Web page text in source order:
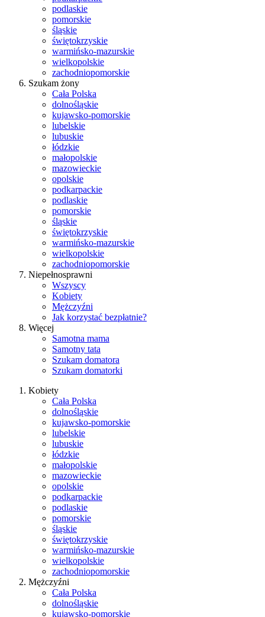
podlaskie
pomorskie
śląskie
świętokrzyskie
warmińsko-mazurskie
wielkopolskie
zachodniopomorskie
Szukam żony
Cała Polska
dolnośląskie
kujawsko-pomorskie
lubelskie
lubuskie
łódzkie
małopolskie
mazowieckie
opolskie
podkarpackie
podlaskie
pomorskie
śląskie
świętokrzyskie
warmińsko-mazurskie
wielkopolskie
zachodniopomorskie
Niepełnosprawni
Wszyscy
Kobiety
Mężczyźni
Jak korzystać bezpłatnie?
Więcej
Samotna mama
Samotny tata
Szukam domatora
Szukam domatorki
Kobiety
Cała Polska
dolnośląskie
kujawsko-pomorskie
lubelskie
lubuskie
łódzkie
małopolskie
mazowieckie
opolskie
podkarpackie
podlaskie
pomorskie
śląskie
świętokrzyskie
warmińsko-mazurskie
wielkopolskie
zachodniopomorskie
Mężczyźni
Cała Polska
dolnośląskie
kujawsko-pomorskie